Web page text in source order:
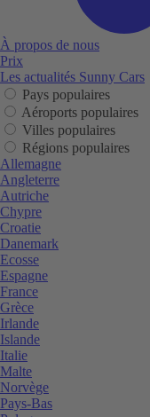
À propos de nous
Prix
Les actualités Sunny Cars
Pays populaires
Aéroports populaires
Villes populaires
Régions populaires
Allemagne
Angleterre
Autriche
Chypre
Croatie
Danemark
Ecosse
Espagne
France
Grèce
Irlande
Islande
Italie
Malte
Norvège
Pays-Bas